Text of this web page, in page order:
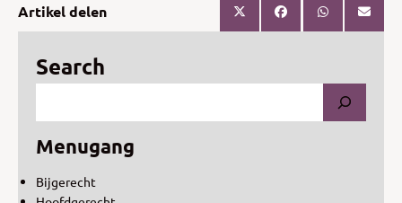
Artikel delen
Search
Menugang
Bijgerecht